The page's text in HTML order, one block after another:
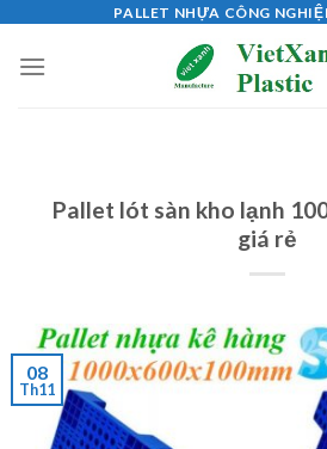
content
PALLET NHỰA CÔNG
Pallet lót sàn kho lạnh
giá rẻ
08
Th11